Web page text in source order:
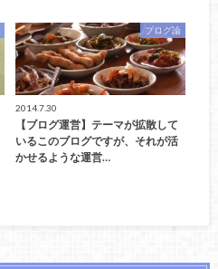
ブログ論
2014.7.30
【ブログ運営】テーマが拡散して
いるこのブログですが、それが活
かせるような運営…